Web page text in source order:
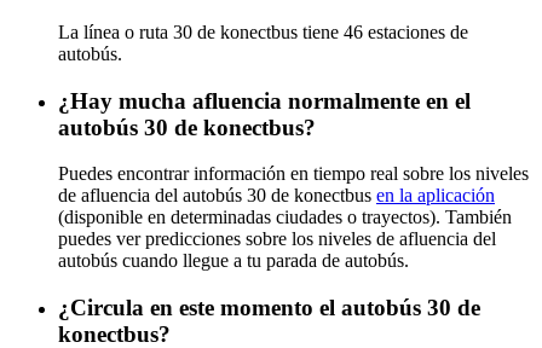
La línea o ruta 30 de konectbus tiene 46 estaciones de
autobús.
¿Hay mucha afluencia normalmente en el
autobús 30 de konectbus?
Puedes encontrar información en tiempo real sobre los niveles
de afluencia del autobús 30 de konectbus en la aplicación
(disponible en determinadas ciudades o trayectos). También
puedes ver predicciones sobre los niveles de afluencia del
autobús cuando llegue a tu parada de autobús.
¿Circula en este momento el autobús 30 de
konectbus?